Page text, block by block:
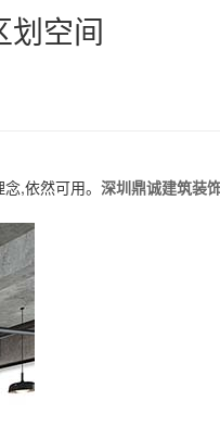
划空间
,依然可用。 深圳鼎诚建筑装